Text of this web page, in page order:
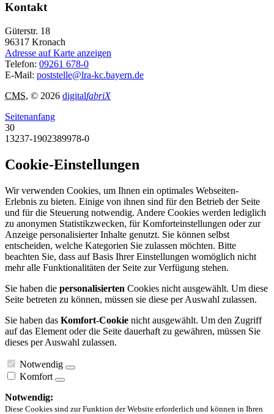
Kontakt
Güterstr. 18
96317 Kronach
Adresse auf Karte anzeigen
Telefon: 09261 678-0
E-Mail: poststelle@lra-kc.bayern.de
CMS, © 2026 digitalfabriX
Seitenanfang
30
13237-1902389978-0
Cookie-Einstellungen
Wir verwenden Cookies, um Ihnen ein optimales Webseiten-
Erlebnis zu bieten. Einige von ihnen sind für den Betrieb der Seite
und für die Steuerung notwendig. Andere Cookies werden lediglich
zu anonymen Statistikzwecken, für Komforteinstellungen oder zur
Anzeige personalisierter Inhalte genutzt. Sie können selbst
entscheiden, welche Kategorien Sie zulassen möchten. Bitte
beachten Sie, dass auf Basis Ihrer Einstellungen womöglich nicht
mehr alle Funktionalitäten der Seite zur Verfügung stehen.
Sie haben die personalisierten Cookies nicht ausgewählt. Um diese
Seite betreten zu können, müssen sie diese per Auswahl zulassen.
Sie haben das Komfort-Cookie nicht ausgewählt. Um den Zugriff
auf das Element oder die Seite dauerhaft zu gewähren, müssen Sie
dieses per Auswahl zulassen.
Notwendig
Komfort
Notwendig:
Diese Cookies sind zur Funktion der Website erforderlich und können in Ihren